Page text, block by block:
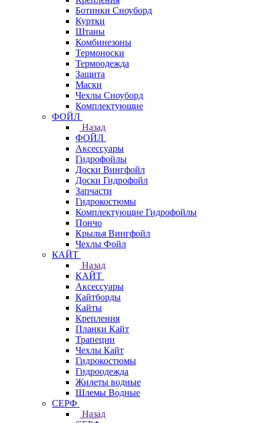
Ботинки Сноуборд
Куртки
Штаны
Комбинезоны
Термоноски
Термоодежда
Защита
Маски
Чехлы Сноуборд
Комплектующие
ФОЙЛ
Назад
ФОЙЛ
Аксессуары
Гидрофойлы
Доски Вингфойл
Доски Гидрофойл
Запчасти
Гидрокостюмы
Комплектующие Гидрофойлы
Пончо
Крылья Вингфойл
Чехлы Фойл
КАЙТ
Назад
КАЙТ
Аксессуары
Кайтборды
Кайты
Крепления
Планки Кайт
Трапеции
Чехлы Кайт
Гидрокостюмы
Гидроодежда
Жилеты водные
Шлемы Водные
СЕРФ
Назад